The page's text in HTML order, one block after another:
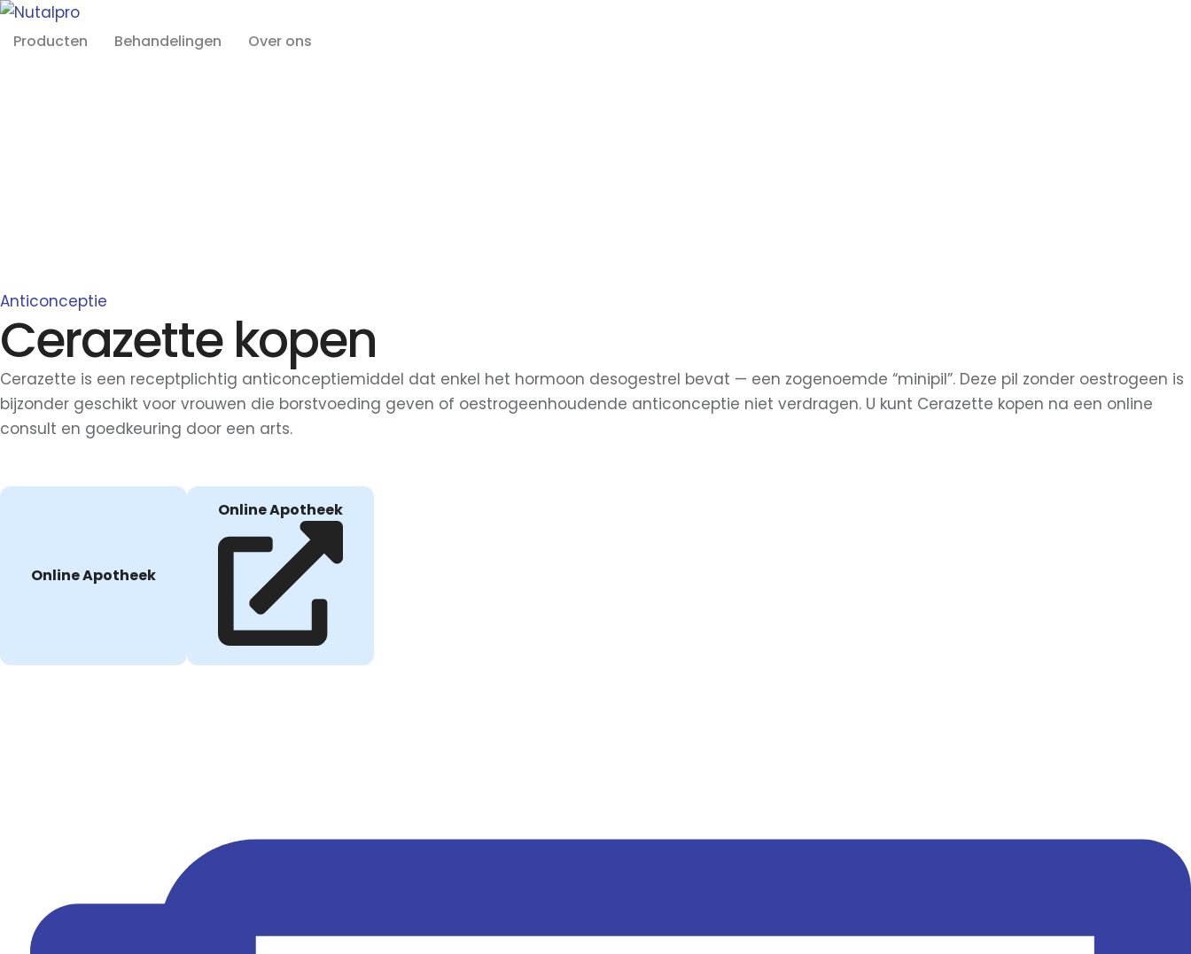
Producten Behandelingen Over ons
Anticonceptie
Cerazette kopen
Cerazette is een receptplichtig anticonceptiemiddel dat enkel het hormoon desogestrel bevat — een zogenoemde “minipil”. Deze pil zonder oestrogeen is
bijzonder geschikt voor vrouwen die borstvoeding geven of oestrogeenhoudende anticonceptie niet verdragen. U kunt Cerazette kopen na een online
consult en goedkeuring door een arts.
Online Apotheek
Online Apotheek